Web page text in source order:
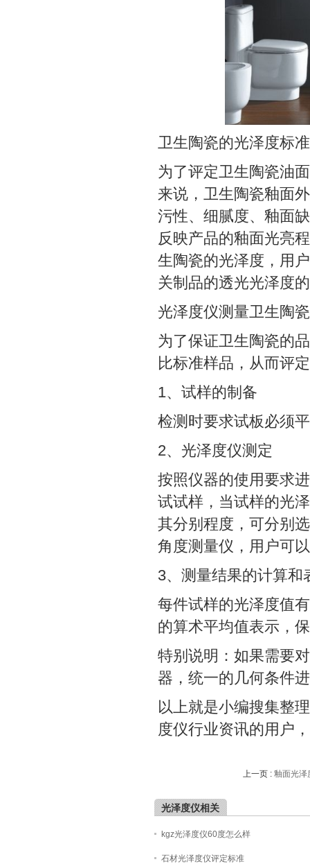
卫生陶瓷的光泽度标
为了评定卫生陶瓷油
来说，卫生陶瓷釉面
污性、细腻度、釉面
反映产品的釉面光亮
生陶瓷的光泽度，用
关制品的透光光泽度
光泽度仪测量卫生陶
为了保证卫生陶瓷的
比标准样品，从而评
1、试样的制备
检测时要求试板必须
2、光泽度仪测定
按照仪器的使用要求
试试样，当试样的光
其分别程度，可分别
角度测量仪，用户可
3、测量结果的计算和
每件试样的光泽度值
的算术平均值表示，
特别说明：如果需要
器，统一的几何条件
以上就是小编搜集整
度仪行业资讯的用户
上一页 : 釉面光泽
光泽度仪相关
kgz光泽度仪60度怎么样
石材光泽度仪评定标准